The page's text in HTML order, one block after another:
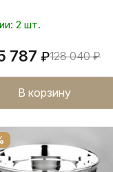
2 шт.
787 ₽128 040₽
В корзину